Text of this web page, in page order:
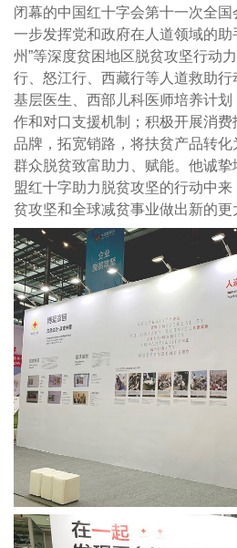
闭幕的中国红十字会第十一次全
一步发挥党和政府在人道领域的助
州”等深度贫困地区脱贫攻坚行动
行、怒江行、西藏行等人道救助行
基层医生、西部儿科医师培养计
作和对口支援机制；积极开展消
品牌，拓宽销路，将扶贫产品转
群众脱贫致富助力、赋能。他诚
盟红十字助力脱贫攻坚的行动中
贫攻坚和全球减贫事业做出新的更